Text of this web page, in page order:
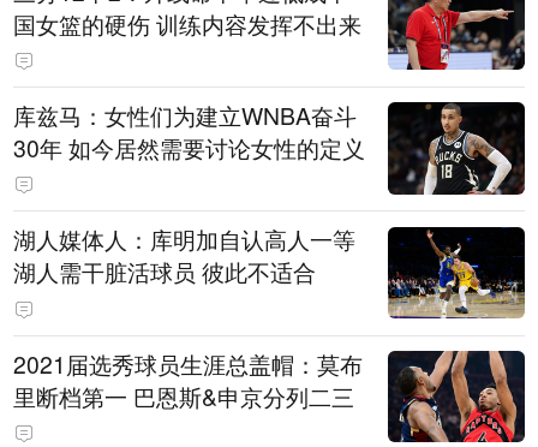
国女篮的硬伤 训练内容发挥不出来
库兹马：女性们为建立WNBA奋斗
30年 如今居然需要讨论女性的定义
湖人媒体人：库明加自认高人一等
湖人需干脏活球员 彼此不适合
2021届选秀球员生涯总盖帽：莫布
里断档第一 巴恩斯&申京分列二三